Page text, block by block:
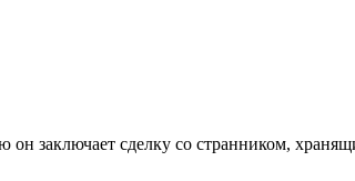
заключает сделку со странником,